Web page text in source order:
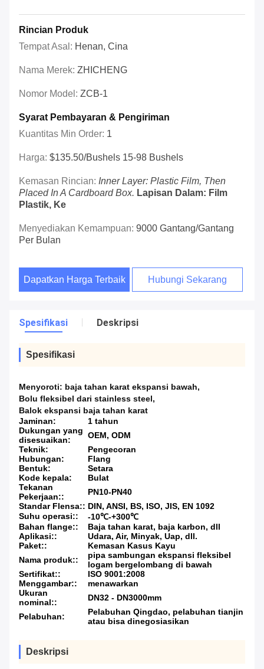
Rincian Produk
Tempat Asal: Henan, Cina
Nama Merek: ZHICHENG
Nomor Model: ZCB-1
Syarat Pembayaran & Pengiriman
Kuantitas Min Order: 1
Harga: $135.50/bushels 15-98 Bushels
Kemasan Rincian: Inner Layer: Plastic Film, Then
Placed In A Cardboard Box. Lapisan Dalam: Film
Plastik, Ke
Menyediakan Kemampuan: 9000 Gantang/Gantang
Per Bulan
Dapatkan Harga Terbaik Hubungi Sekarang
Spesifikasi Deskripsi
Spesifikasi
Menyoroti: baja tahan karat ekspansi bawah,
Bolu fleksibel dari stainless steel,
Balok ekspansi baja tahan karat
Jaminan:
1 tahun
Dukungan yang
disesuaikan:
OEM, ODM
Teknik:
Pengecoran
Hubungan:
Flang
Bentuk:
Setara
Kode kepala:
Bulat
Tekanan
Pekerjaan::
PN10-PN40
Standar Flensa:: DIN, ANSI, BS, ISO, JIS, EN 1092
Suhu operasi::
-10℃-+300℃
Bahan flange::
Baja tahan karat, baja karbon, dll
Aplikasi::
Udara, Air, Minyak, Uap, dll.
Paket::
Kemasan Kasus Kayu
Nama produk::
pipa sambungan ekspansi fleksibel
logam bergelombang di bawah
Sertifikat::
ISO 9001:2008
Menggambar::
menawarkan
Ukuran
nominal::
DN32 - DN3000mm
Pelabuhan:
Pelabuhan Qingdao, pelabuhan tianjin
atau bisa dinegosiasikan
Deskripsi